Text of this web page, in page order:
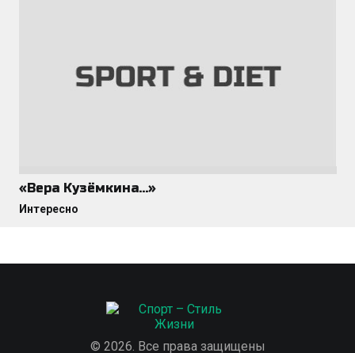
«Вера Кузёмкина…»
Интересно
© 2026. Все права защищены